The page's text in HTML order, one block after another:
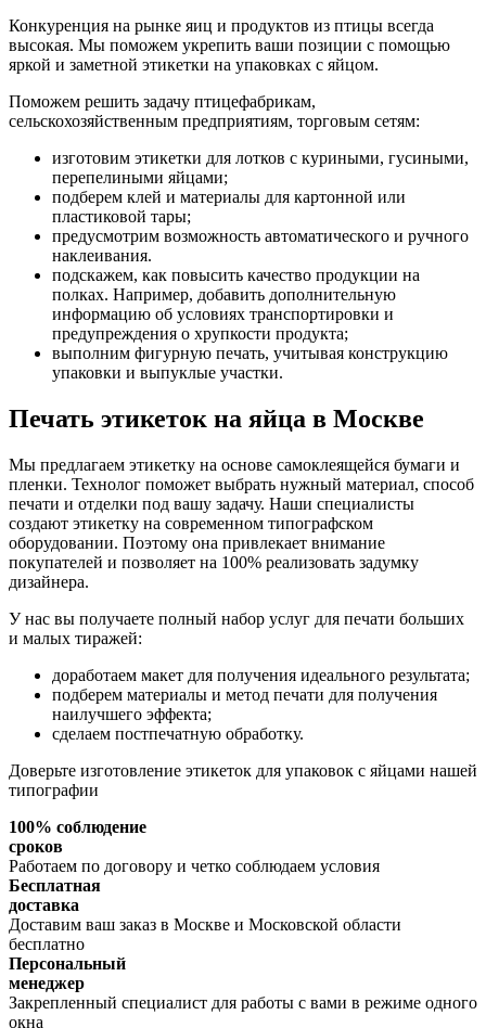
Конкуренция на рынке яиц и продуктов из птицы всегда
высокая. Мы поможем укрепить ваши позиции с помощью
яркой и заметной этикетки на упаковках с яйцом.
Поможем решить задачу птицефабрикам,
сельскохозяйственным предприятиям, торговым сетям:
изготовим этикетки для лотков с куриными, гусиными,
перепелиными яйцами;
подберем клей и материалы для картонной или
пластиковой тары;
предусмотрим возможность автоматического и ручного
наклеивания.
подскажем, как повысить качество продукции на
полках. Например, добавить дополнительную
информацию об условиях транспортировки и
предупреждения о хрупкости продукта;
выполним фигурную печать, учитывая конструкцию
упаковки и выпуклые участки.
Печать этикеток на яйца в Москве
Мы предлагаем этикетку на основе самоклеящейся бумаги и
пленки. Технолог поможет выбрать нужный материал, способ
печати и отделки под вашу задачу. Наши специалисты
создают этикетку на современном типографском
оборудовании. Поэтому она привлекает внимание
покупателей и позволяет на 100% реализовать задумку
дизайнера.
У нас вы получаете полный набор услуг для печати больших
и малых тиражей:
доработаем макет для получения идеального результата;
подберем материалы и метод печати для получения
наилучшего эффекта;
сделаем постпечатную обработку.
Доверьте изготовление этикеток для упаковок с яйцами нашей
типографии
100% соблюдение
сроков
Работаем по договору и четко соблюдаем условия
Бесплатная
доставка
Доставим ваш заказ в Москве и Московской области
бесплатно
Персональный
менеджер
Закрепленный специалист для работы с вами в режиме одного
окна